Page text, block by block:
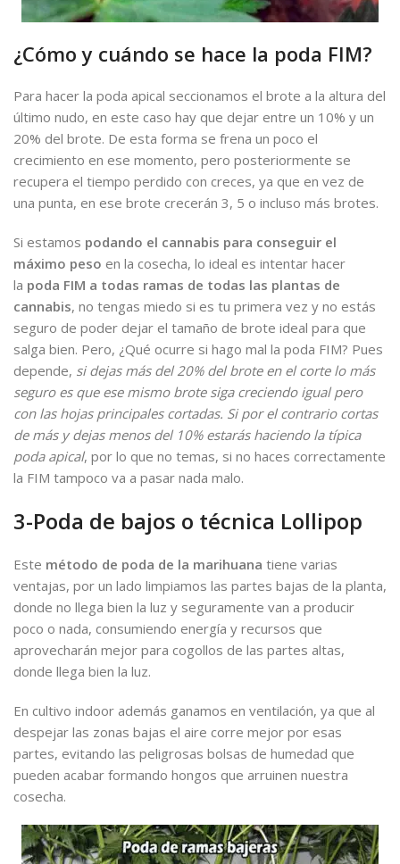
¿Cómo y cuándo se hace la poda FIM?
Para hacer la poda apical seccionamos el brote a la altura del
último nudo, en este caso hay que dejar entre un 10% y un
20% del brote. De esta forma se frena un poco el
crecimiento en ese momento, pero posteriormente se
recupera el tiempo perdido con creces, ya que en vez de
una punta, en ese brote crecerán 3, 5 o incluso más brotes.
Si estamos podando el cannabis para conseguir el
máximo peso en la cosecha, lo ideal es intentar hacer
la poda FIM a todas ramas de todas las plantas de
cannabis, no tengas miedo si es tu primera vez y no estás
seguro de poder dejar el tamaño de brote ideal para que
salga bien. Pero, ¿Qué ocurre si hago mal la poda FIM? Pues
depende, si dejas más del 20% del brote en el corte lo más
seguro es que ese mismo brote siga creciendo igual pero
con las hojas principales cortadas. Si por el contrario cortas
de más y dejas menos del 10% estarás haciendo la típica
poda apical, por lo que no temas, si no haces correctamente
la FIM tampoco va a pasar nada malo.
3-Poda de bajos o técnica Lollipop
Este método de poda de la marihuana tiene varias
ventajas, por un lado limpiamos las partes bajas de la planta,
donde no llega bien la luz y seguramente van a producir
poco o nada, consumiendo energía y recursos que
aprovecharán mejor para cogollos de las partes altas,
donde llega bien la luz.
En cultivo indoor además ganamos en ventilación, ya que al
despejar las zonas bajas el aire corre mejor por esas
partes, evitando las peligrosas bolsas de humedad que
pueden acabar formando hongos que arruinen nuestra
cosecha.